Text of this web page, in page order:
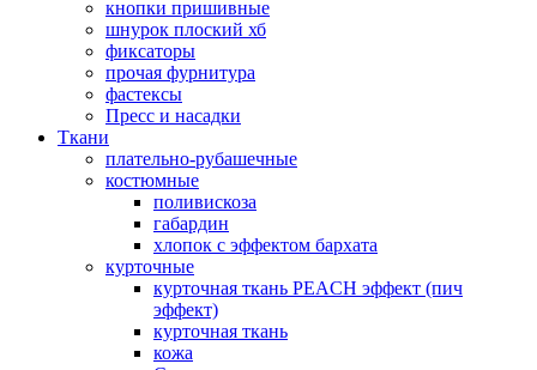
кнопки пришивные
шнурок плоский хб
фиксаторы
прочая фурнитура
фастексы
Пресс и насадки
Ткани
плательно-рубашечные
костюмные
поливискоза
габардин
хлопок с эффектом бархата
курточные
курточная ткань PEACH эффект (пич
эффект)
курточная ткань
кожа